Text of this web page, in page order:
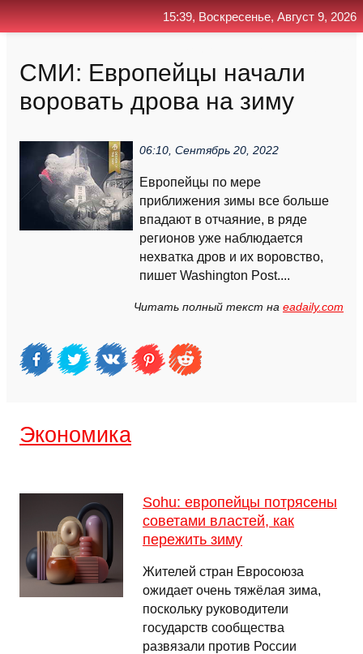
СМИ: Европейцы начали
воровать дрова на зиму
06:10, Сентябрь 20, 2022
Европейцы по мере
приближения зимы все больше
впадают в отчаяние, в ряде
регионов уже наблюдается
нехватка дров и их воровство,
пишет Washington Post....
Читать полный текст на eadaily.com
Экономика
Sohu: европейцы потрясены
советами властей, как
пережить зиму
Жителей стран Евросоюза
ожидает очень тяжёлая зима,
поскольку руководители
государств сообщества
развязали против России
15:39, Воскресенье, Август 9, 2026